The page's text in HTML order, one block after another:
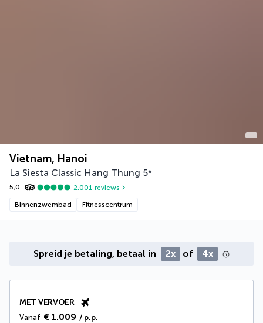
Vietnam, Hanoi
La Siesta Classic Hang Thung 5*
5,0 2.001 reviews
Binnenzwembad Fitnesscentrum
Spreid je betaling, betaal in 2x of 4x
MET VERVOER
Vanaf € 1.009 / p.p.